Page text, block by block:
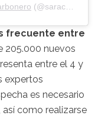
(@saracarbonero
frecuente entre
205.000 nuevos
entre el 4 y
expertos
es necesario
como realizarse